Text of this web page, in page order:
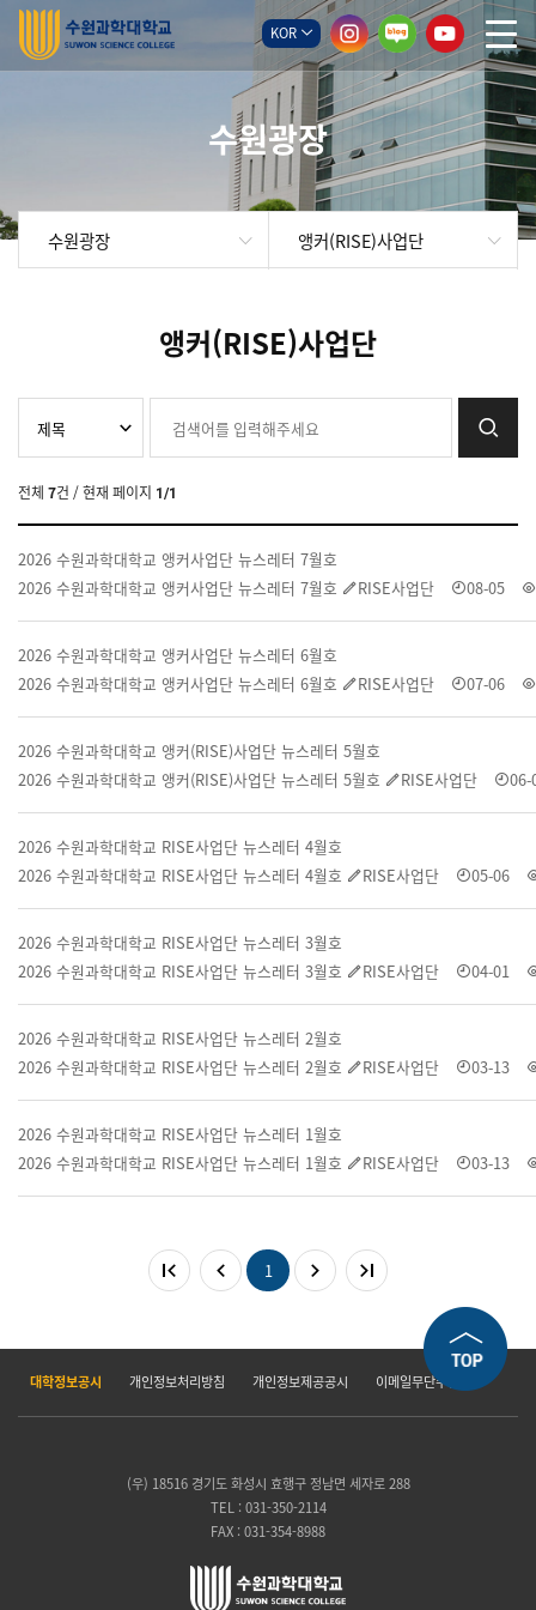
KOR
수원광장
수원광장 앵커(RISE)사업단
앵커(RISE)사업단
전체 7건 / 현재 페이지 1/1
2026 수원과학대학교 앵커사업단 뉴스레터 7월호
2026 수원과학대학교 앵커사업단 뉴스레터 7월호
RISE사업단 08-05
2026 수원과학대학교 앵커사업단 뉴스레터 6월호
2026 수원과학대학교 앵커사업단 뉴스레터 6월호
RISE사업단 07-06
2026 수원과학대학교 앵커(RISE)사업단 뉴스레터 5월호
2026 수원과학대학교 앵커(RISE)사업단 뉴스레터 5월호
RISE사업단 06-
2026 수원과학대학교 RISE사업단 뉴스레터 4월호
2026 수원과학대학교 RISE사업단 뉴스레터 4월호
RISE사업단 05-06
2026 수원과학대학교 RISE사업단 뉴스레터 3월호
2026 수원과학대학교 RISE사업단 뉴스레터 3월호
RISE사업단 04-01
2026 수원과학대학교 RISE사업단 뉴스레터 2월호
2026 수원과학대학교 RISE사업단 뉴스레터 2월호
RISE사업단 03-13
2026 수원과학대학교 RISE사업단 뉴스레터 1월호
2026 수원과학대학교 RISE사업단 뉴스레터 1월호
RISE사업단 03-13
1
대학정보공시 개인정보처리방침 개인정보제공공시 이메일무단수집거부
(우) 18516 경기도 화성시 효행구 정남면 세자로 288
TEL : 031-350-2114
FAX : 031-354-8988